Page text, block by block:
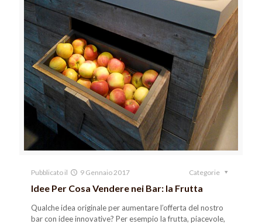
Pubblicato il 9 Gennaio 2017 Categorie
Idee Per Cosa Vendere nei Bar: la Frutta
Qualche idea originale per aumentare l’offerta del nostro
bar con idee innovative? Per esempio la frutta, piacevole,